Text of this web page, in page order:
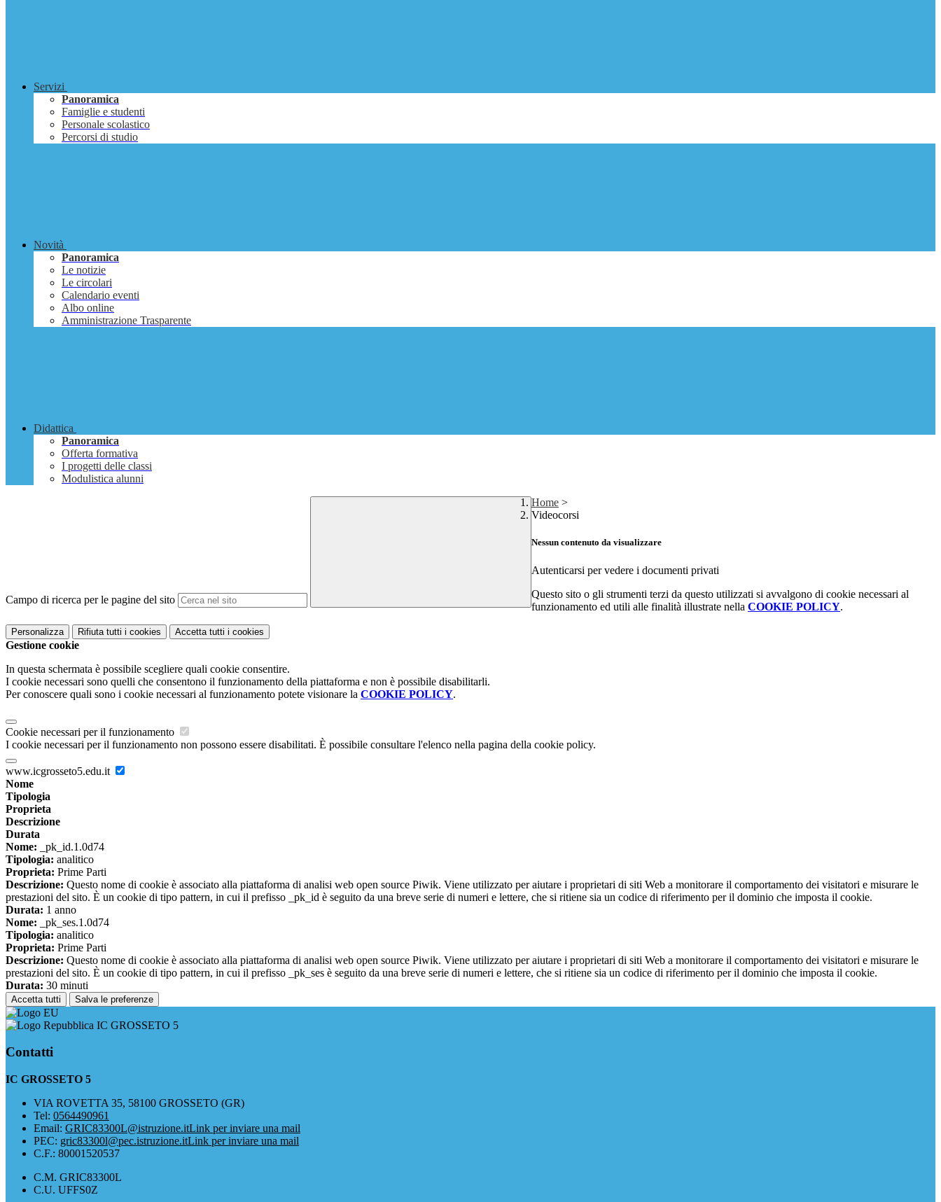
Servizi
Panoramica
Famiglie e studenti
Personale scolastico
Percorsi di studio
Novità
Panoramica
Le notizie
Le circolari
Calendario eventi
Albo online
Amministrazione Trasparente
Didattica
Panoramica
Offerta formativa
I progetti delle classi
Modulistica alunni
Campo di ricerca per le pagine del sito
Home >
Videocorsi
Nessun contenuto da visualizzare
Autenticarsi per vedere i documenti privati
Questo sito o gli strumenti terzi da questo utilizzati si avvalgono di cookie necessari al
funzionamento ed utili alle finalità illustrate nella COOKIE POLICY.
Personalizza Rifiuta tutti i cookies Accetta tutti i cookies
Gestione cookie
In questa schermata è possibile scegliere quali cookie consentire.
I cookie necessari sono quelli che consentono il funzionamento della piattaforma e non è possibile disabilitarli.
Per conoscere quali sono i cookie necessari al funzionamento potete visionare la COOKIE POLICY.
Cookie necessari per il funzionamento
I cookie necessari per il funzionamento non possono essere disabilitati. È possibile consultare l'elenco nella pagina della cookie policy.
www.icgrosseto5.edu.it
Nome
Tipologia
Proprieta
Descrizione
Durata
Nome: _pk_id.1.0d74
Tipologia: analitico
Proprieta: Prime Parti
Descrizione: Questo nome di cookie è associato alla piattaforma di analisi web open source Piwik. Viene utilizzato per aiutare i proprietari di siti Web a monitorare il comportamento dei visitatori e misurare le
prestazioni del sito. È un cookie di tipo pattern, in cui il prefisso _pk_id è seguito da una breve serie di numeri e lettere, che si ritiene sia un codice di riferimento per il dominio che imposta il cookie.
Durata: 1 anno
Nome: _pk_ses.1.0d74
Tipologia: analitico
Proprieta: Prime Parti
Descrizione: Questo nome di cookie è associato alla piattaforma di analisi web open source Piwik. Viene utilizzato per aiutare i proprietari di siti Web a monitorare il comportamento dei visitatori e misurare le
prestazioni del sito. È un cookie di tipo pattern, in cui il prefisso _pk_ses è seguito da una breve serie di numeri e lettere, che si ritiene sia un codice di riferimento per il dominio che imposta il cookie.
Durata: 30 minuti
Accetta tutti Salva le preferenze
IC GROSSETO 5
Contatti
IC GROSSETO 5
VIA ROVETTA 35, 58100 GROSSETO (GR)
Tel: 0564490961
Email: GRIC83300L@istruzione.itLink per inviare una mail
PEC: gric83300l@pec.istruzione.itLink per inviare una mail
C.F.: 80001520537
C.M. GRIC83300L
C.U. UFFS0Z